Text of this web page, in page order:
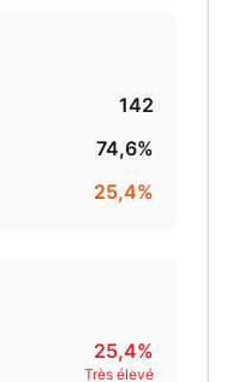
142
74,6%
25,4%
25,4%
Très élevé